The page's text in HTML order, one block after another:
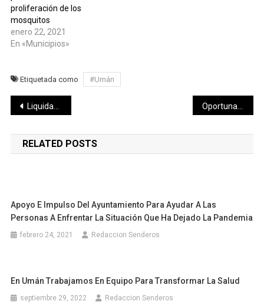
proliferación de los
mosquitos
enero 22, 2021
En «Municipios»
Etiquetada como #Umán
Navegación
de
entradas
Liquidación de Banco Famsa consumirá 39% del Fondo para ahorradores del IPAB
RELATED POSTS
Apoyo E Impulso Del Ayuntamiento Para Ayudar A Las
Personas A Enfrentar La Situación Que Ha Dejado La Pandemia
febrero 24, 2021 Redaccion Senderos
En Umán Trabajamos En Equipo Para Transformar La Salud
septiembre 29, 2022 Redaccion Senderos